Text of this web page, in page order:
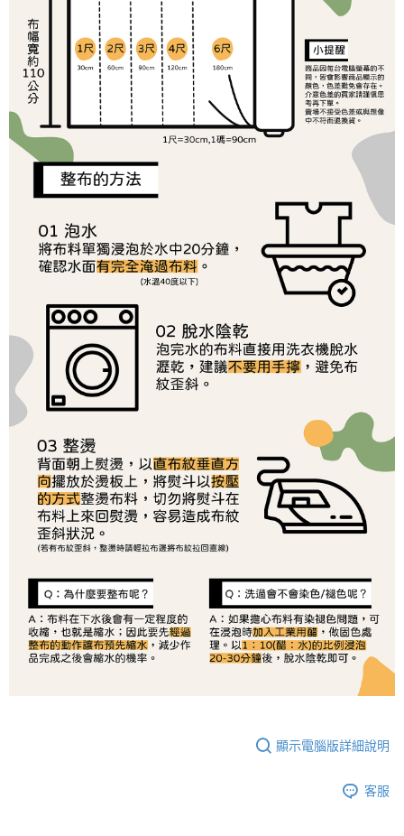
1.分期款項不併入電信帳單，「大哥付你分期」於每月結算日後寄送繳費提
醒簡訊。
2.透過簡訊連結打開帳單後，可選擇「超商條碼／台灣大直營門市／銀行轉
帳／街口支付／iPASS MONEY」等通路繳費。
【注意事項】
1.本服務係由「台灣大哥大股份有限公司」（以下簡稱本公司）所提供，讓
用戶於交易時，得透過本服務購買商品或服務，並由商店將買賣／分期付款
買賣價金債權讓與本公司後，依約使用本公司帳單繳交帳款。
2.基於同意付款使用「大哥付你分期」之契約關係目的，商店將以您的個人
資料（包含姓名、電話或地址）提供予台灣大哥大進項蒐集、處理及利用，
由本公司與您本人進行分期帳單所需資料之確認、核對及更正。
3.完整用戶服務條款，請詳閱以下連結：
https://oppay.tw/userRule
【「AFTEE先享後付」結帳流程】
１．於結帳方式選擇「AFTEE先享後付」後，將跳轉至「AFTEE先享後付」
結帳頁面，進行簡訊認證並確認金額後，即可完成結帳。
２．訂單成立數日內，您將收到繳費通知簡訊。
３．收到繳費通知簡訊後14天內，點擊此簡訊中的連結，可透過四大超商／
ATM／網路銀行／等多元方式進行付款，方視為交易完成。
※ 請注意：結帳手續完成當下不需立刻繳費，但若您需要取消訂單，請聯絡
購買商品的店家。未經商家同意取消之訂單仍視為有效，需透過AFTEE先享
後付繳納相關費用。
※ 交易是否成功請以「AFTEE先享後付 」之結帳頁面顯示為準，若有關於
是否繳費成功／繳費後需取消欲退款等相關疑問，請聯繫「AFTEE先享後付
客戶支援中心」https://netprotections.freshdesk.com/support/home
【注意事項】
１．透過由恩沛科技股份有限公司提供之「AFTEE先享後付」服務完成之交
易，需依本服務之必要範圍內提供個人資料，並將交易相關給付款項請求債
權轉讓予恩沛科技股份有限公司。
https://aftee.tw/terms/#terms3
３．未成年的使用者請事先徵得法定代理人或監護人之同意方可使用
「AFTEE先享後付」，若未經同意申辦者引起之損失，本公司不負相關責
４．使用「AFTEE先享後付」時，將依據個別帳號之用戶狀況，依本公司即
時審查核予不同之上限額度；若仍有額度不足之情形，本公司將視審查結果
請求用戶進行身份認證。
５．嚴禁一人註冊多個帳號或使用他人資訊註冊。若發現惡意使用之情形，
恩沛科技股份有限公司將有權停止該用戶之使用額度並採取法律行動。
每筆NT$65，滿NT$1,500(含以上)免運費
7-11取貨付款
每筆NT$65，滿NT$1,500(含以上)免運費
宅配
每筆NT$150，滿NT$1,500(含以上)免運費
離島宅配
每筆NT$240
顯示電腦版詳細說明
客服